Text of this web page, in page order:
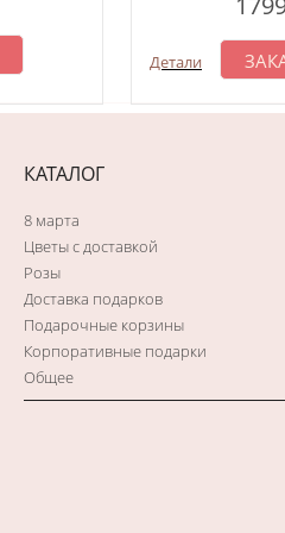
Детали
КАТАЛОГ
8 марта
Цветы с доставкой
Розы
Доставка подарков
Подарочные корзины
Корпоративные подарки
Общее